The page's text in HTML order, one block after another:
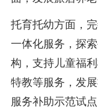
托育托幼方面，
一体化服务，探
构，支持儿童福
特教等服务，发
服务补助示范试点